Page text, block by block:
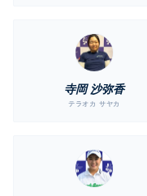
寺岡 沙弥香
テラオカ サヤカ